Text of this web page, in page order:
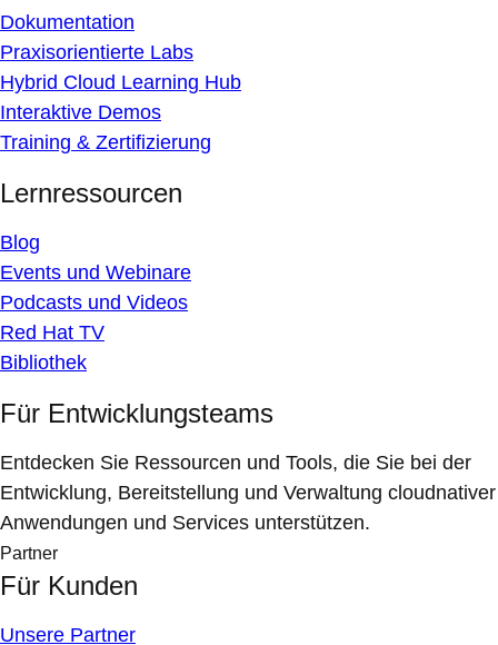
Dokumentation
Praxisorientierte Labs
Hybrid Cloud Learning Hub
Interaktive Demos
Training & Zertifizierung
Lernressourcen
Blog
Events und Webinare
Podcasts und Videos
Red Hat TV
Bibliothek
Für Entwicklungsteams
Entdecken Sie Ressourcen und Tools, die Sie bei der
Entwicklung, Bereitstellung und Verwaltung cloudnativer
Anwendungen und Services unterstützen.
Partner
Für Kunden
Unsere Partner